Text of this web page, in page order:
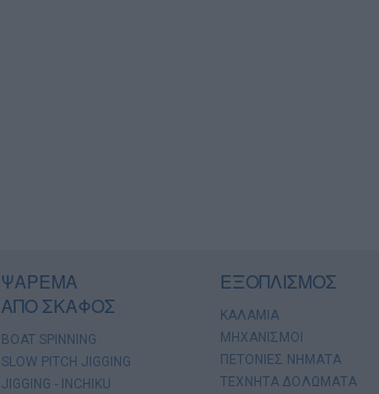
ΨΑΡΕΜΑ
ΑΠΟ ΣΚΑΦΟΣ
BOAT SPINNING
SLOW PITCH JIGGING
JIGGING - INCHIKU
ΕΞΟΠΛΙΣΜΟΣ
ΚΑΛΑΜΙΑ
ΜΗΧΑΝΙΣΜΟΙ
ΠΕΤΟΝΙΕΣ ΝΗΜΑΤΑ
ΤΕΧΝΗΤΑ ΔΟΛΩΜΑΤΑ